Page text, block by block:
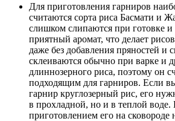
Для приготовления гарниров
считаются сорта риса Басмати и
слишком слипаются при готовке
приятный аромат, что делает
даже без добавления пряностей и
склеиваются обычно при варке и
длиннозерного риса, поэтому он
подходящим для гарниров. Если
гарнир круглозерный рис, его
в прохладной, но и в теплой
приготовлением его на сковороде